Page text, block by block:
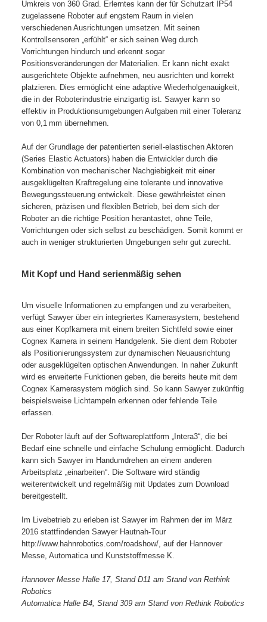
Umkreis von 360 Grad. Erlerntes kann der für Schutzart IP54
zugelassene Roboter auf engstem Raum in vielen
verschiedenen Ausrichtungen umsetzen. Mit seinen
Kontrollsensoren „erfühlt“ er sich seinen Weg durch
Vorrichtungen hindurch und erkennt sogar
Positionsveränderungen der Materialien. Er kann nicht exakt
ausgerichtete Objekte aufnehmen, neu ausrichten und korrekt
platzieren. Dies ermöglicht eine adaptive Wiederholgenauigkeit,
die in der Roboterindustrie einzigartig ist. Sawyer kann so
effektiv in Produktionsumgebungen Aufgaben mit einer Toleranz
von 0,1 mm übernehmen.
Auf der Grundlage der patentierten seriell-elastischen Aktoren
(Series Elastic Actuators) haben die Entwickler durch die
Kombination von mechanischer Nachgiebigkeit mit einer
ausgeklügelten Kraftregelung eine tolerante und innovative
Bewegungssteuerung entwickelt. Diese gewährleistet einen
sicheren, präzisen und flexiblen Betrieb, bei dem sich der
Roboter an die richtige Position herantastet, ohne Teile,
Vorrichtungen oder sich selbst zu beschädigen. Somit kommt er
auch in weniger strukturierten Umgebungen sehr gut zurecht.
Mit Kopf und Hand serienmäßig sehen
Um visuelle Informationen zu empfangen und zu verarbeiten,
verfügt Sawyer über ein integriertes Kamerasystem, bestehend
aus einer Kopfkamera mit einem breiten Sichtfeld sowie einer
Cognex Kamera in seinem Handgelenk. Sie dient dem Roboter
als Positionierungssystem zur dynamischen Neuausrichtung
oder ausgeklügelten optischen Anwendungen. In naher Zukunft
wird es erweiterte Funktionen geben, die bereits heute mit dem
Cognex Kamerasystem möglich sind. So kann Sawyer zukünftig
beispielsweise Lichtampeln erkennen oder fehlende Teile
erfassen.
Der Roboter läuft auf der Softwareplattform „Intera3“, die bei
Bedarf eine schnelle und einfache Schulung ermöglicht. Dadurch
kann sich Sawyer im Handumdrehen an einem anderen
Arbeitsplatz „einarbeiten“. Die Software wird ständig
weiterentwickelt und regelmäßig mit Updates zum Download
bereitgestellt.
Im Livebetrieb zu erleben ist Sawyer im Rahmen der im März
2016 stattfindenden Sawyer Hautnah-Tour
http://www.hahnrobotics.com/roadshow/, auf der Hannover
Messe, Automatica und Kunststoffmesse K.
Hannover Messe Halle 17, Stand D11 am Stand von Rethink
Robotics
Automatica Halle B4, Stand 309 am Stand von Rethink Robotics